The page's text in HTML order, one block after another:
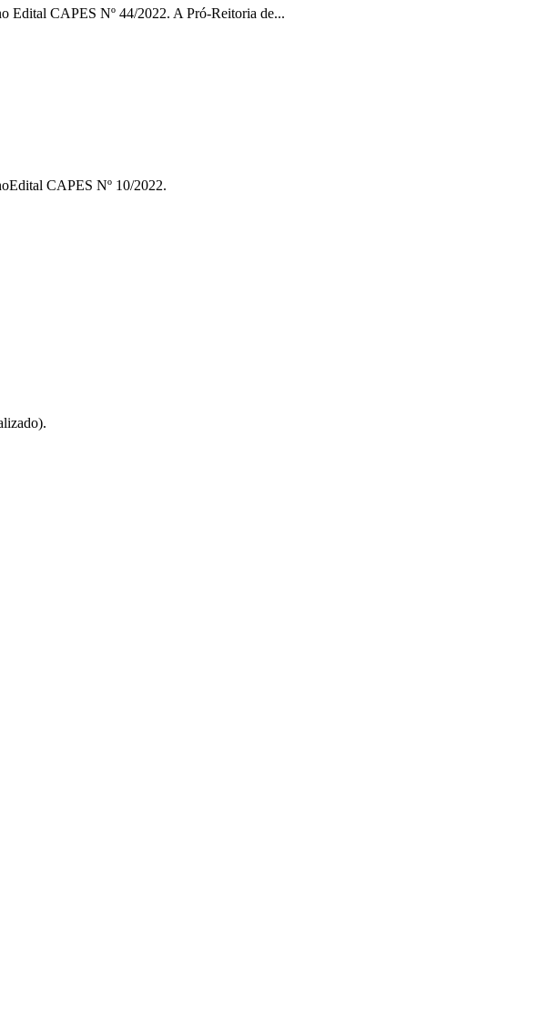
Edital CAPES Nº 44/2022. A Pró-Reitoria de...
CAPES Nº 10/2022.